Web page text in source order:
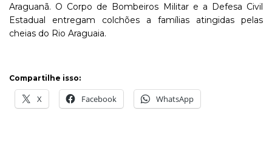
Araguanã. O Corpo de Bombeiros Militar e a Defesa Civil
Estadual entregam colchões a famílias atingidas pelas
cheias do Rio Araguaia.
Compartilhe isso:
X Facebook WhatsApp